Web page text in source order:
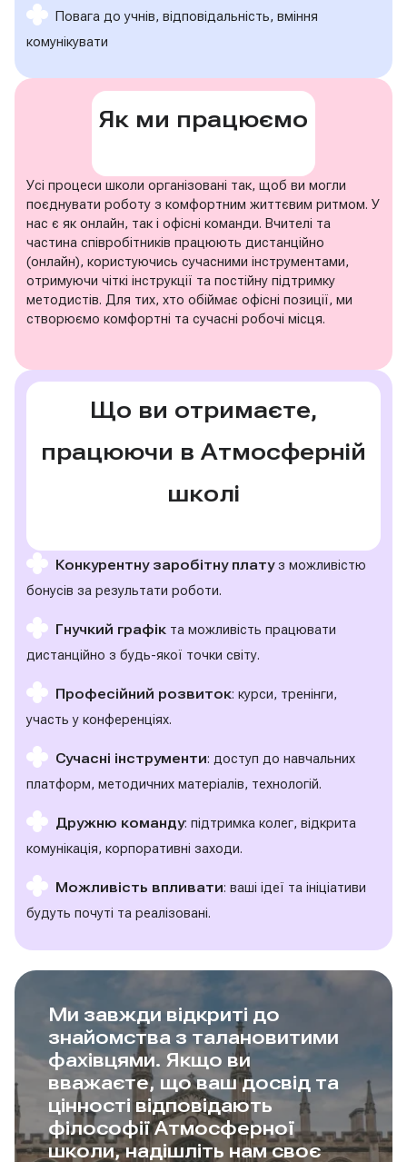
Повага до учнів, відповідальність, вміння
комунікувати
Як ми працюємо
Усі процеси школи організовані так, щоб ви могли
поєднувати роботу з комфортним життєвим ритмом. У
нас є як онлайн, так і офісні команди. Вчителі та
частина співробітників працюють дистанційно
(онлайн), користуючись сучасними інструментами,
отримуючи чіткі інструкції та постійну підтримку
методистів. Для тих, хто обіймає офісні позиції, ми
створюємо комфортні та сучасні робочі місця.
Що ви отримаєте,
працюючи в Атмосферній
школі
Конкурентну заробітну платуз можливістю
бонусів за результати роботи.
Гнучкий графік та можливість працювати
дистанційно з будь-якої точки світу.
Професійний розвиток: курси, тренінги,
участь у конференціях.
Сучасні інструменти: доступ до навчальних
платформ, методичних матеріалів, технологій.
Дружню команду: підтримка колег, відкрита
комунікація, корпоративні заходи.
Можливість впливати: ваші ідеї та ініціативи
будуть почуті та реалізовані.
Ми завжди відкриті до
знайомства з талановитими
фахівцями. Якщо ви
вважаєте, що ваш досвід та
цінності відповідають
філософії Атмосферної
школи, надішліть нам своє